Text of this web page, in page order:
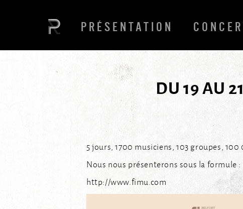
PRÉSENTATION
DU 19 AU
5 jours, 1700 musiciens, 103 groupes,
Nous nous présenterons sous la formule :
http://www.fimu.com